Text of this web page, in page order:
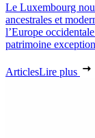
Le Luxembourg
ancestrales et
l’Europe
patrimoine
ArticlesLire plus